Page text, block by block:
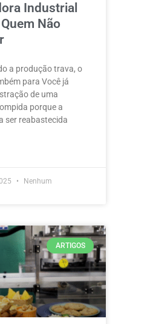
Industrial
Não
a produção trava, o
para Você já
de uma
porque a
ser reabastecida
Nenhum
ARTIGOS